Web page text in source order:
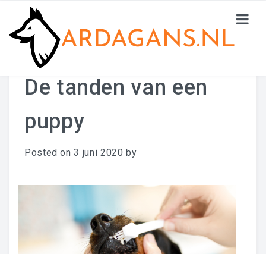
HOME
DE AANSCHAF
De tanden van een
puppy
Posted on3 juni 2020 by